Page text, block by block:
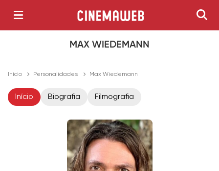
MAX WIEDEMANN
Início Personalidades Max Wiedemann
Início Biografia Filmografia